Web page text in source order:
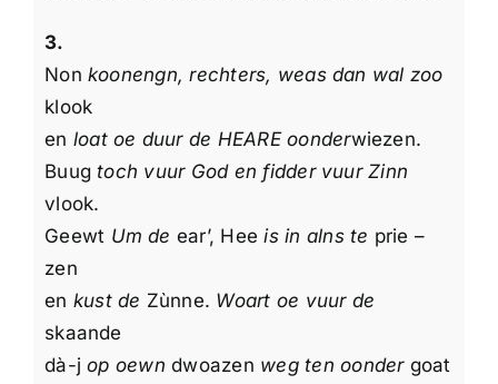
3.
Nonkoonengn, rechters, weas dan wal zoo
klook
en loat oe duur de HEARE oonderwiezen.
Buugtoch vuur God en fidder vuur Zinn
vlook.
Geewt Um de ear’, Heeis in alns te prie –
zen
en kust de Zùnne. Woart oe vuur de
skaande
dà-jop oewn dwoazen weg ten oondergoat